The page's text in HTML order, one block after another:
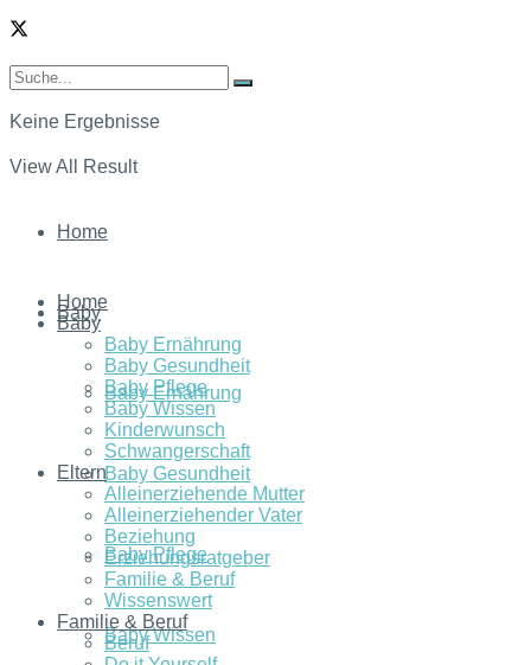
Keine Ergebnisse
View All Result
Home
Baby
Baby Ernährung
Baby Gesundheit
Baby Pflege
Baby Wissen
Home
Baby
Baby Ernährung
Baby Gesundheit
Baby Pflege
Baby Wissen
Kinderwunsch
Schwangerschaft
Eltern
Alleinerziehende Mutter
Alleinerziehender Vater
Beziehung
Erziehungsratgeber
Familie & Beruf
Wissenswert
Familie & Beruf
Beruf